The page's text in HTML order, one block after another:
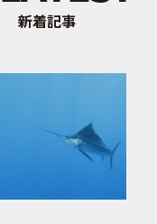
新着記事